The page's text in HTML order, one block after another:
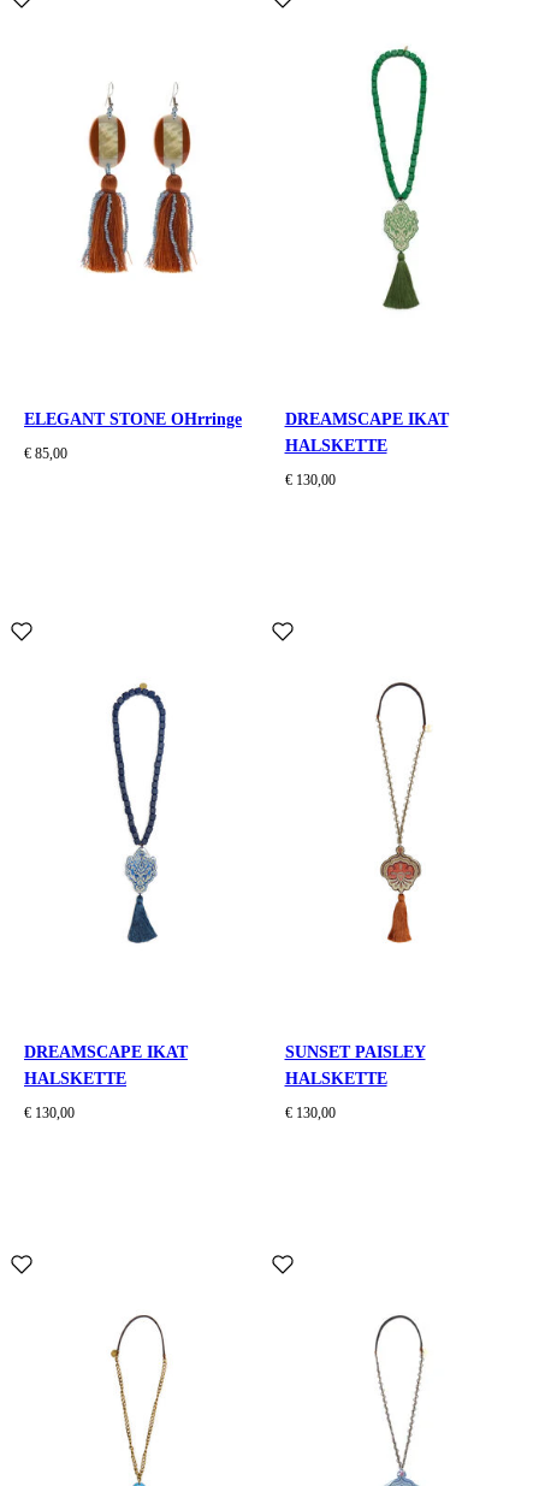
ELEGANT STONE OHrringe
€ 85,00
DREAMSCAPE IKAT
HALSKETTE
€ 130,00
DREAMSCAPE IKAT
HALSKETTE
€ 130,00
SUNSET PAISLEY
HALSKETTE
€ 130,00